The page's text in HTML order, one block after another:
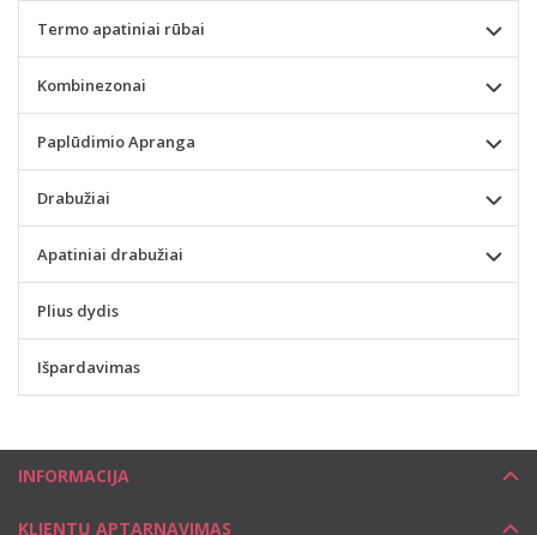
Termo apatiniai rūbai
Kombinezonai
Paplūdimio Apranga
Drabužiai
Apatiniai drabužiai
Plius dydis
Išpardavimas
INFORMACIJA
KLIENTŲ APTARNAVIMAS